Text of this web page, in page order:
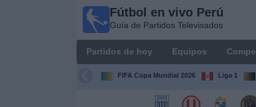
Fútbol en vivo Perú
Guía de Partidos Televisados
Partidos de hoy Equipos
FIFA Copa Mundial 2026 Liga 1